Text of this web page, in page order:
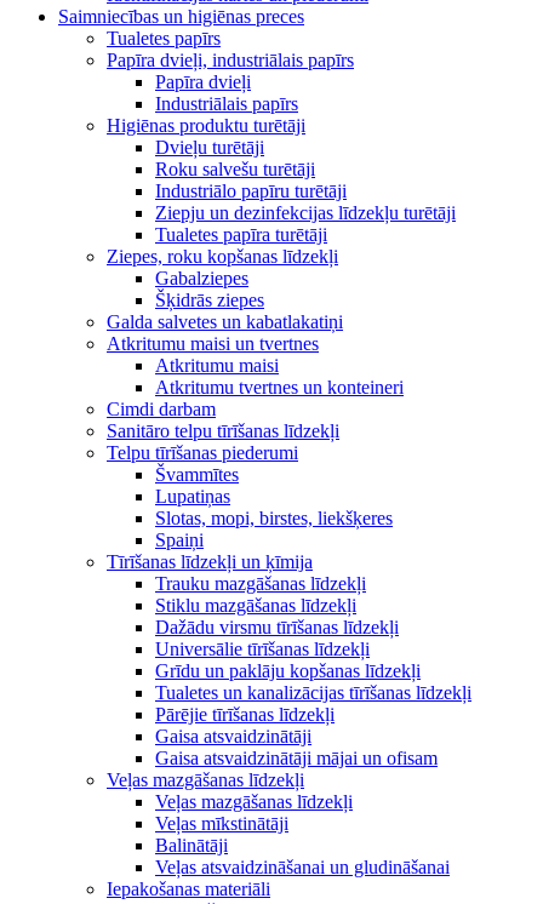
Saimniecības un higiēnas preces
Tualetes papīrs
Papīra dvieļi, industriālais papīrs
Papīra dvieļi
Industriālais papīrs
Higiēnas produktu turētāji
Dvieļu turētāji
Roku salvešu turētāji
Industriālo papīru turētāji
Ziepju un dezinfekcijas līdzekļu turētāji
Tualetes papīra turētāji
Ziepes, roku kopšanas līdzekļi
Gabalziepes
Šķidrās ziepes
Galda salvetes un kabatlakatiņi
Atkritumu maisi un tvertnes
Atkritumu maisi
Atkritumu tvertnes un konteineri
Cimdi darbam
Sanitāro telpu tīrīšanas līdzekļi
Telpu tīrīšanas piederumi
Švammītes
Lupatiņas
Slotas, mopi, birstes, liekšķeres
Spaiņi
Tīrīšanas līdzekļi un ķīmija
Trauku mazgāšanas līdzekļi
Stiklu mazgāšanas līdzekļi
Dažādu virsmu tīrīšanas līdzekļi
Universālie tīrīšanas līdzekļi
Grīdu un paklāju kopšanas līdzekļi
Tualetes un kanalizācijas tīrīšanas līdzekļi
Pārējie tīrīšanas līdzekļi
Gaisa atsvaidzinātāji
Gaisa atsvaidzinātāji mājai un ofisam
Veļas mazgāšanas līdzekļi
Veļas mazgāšanas līdzekļi
Veļas mīkstinātāji
Balinātāji
Veļas atsvaidzināšanai un gludināšanai
Iepakošanas materiāli